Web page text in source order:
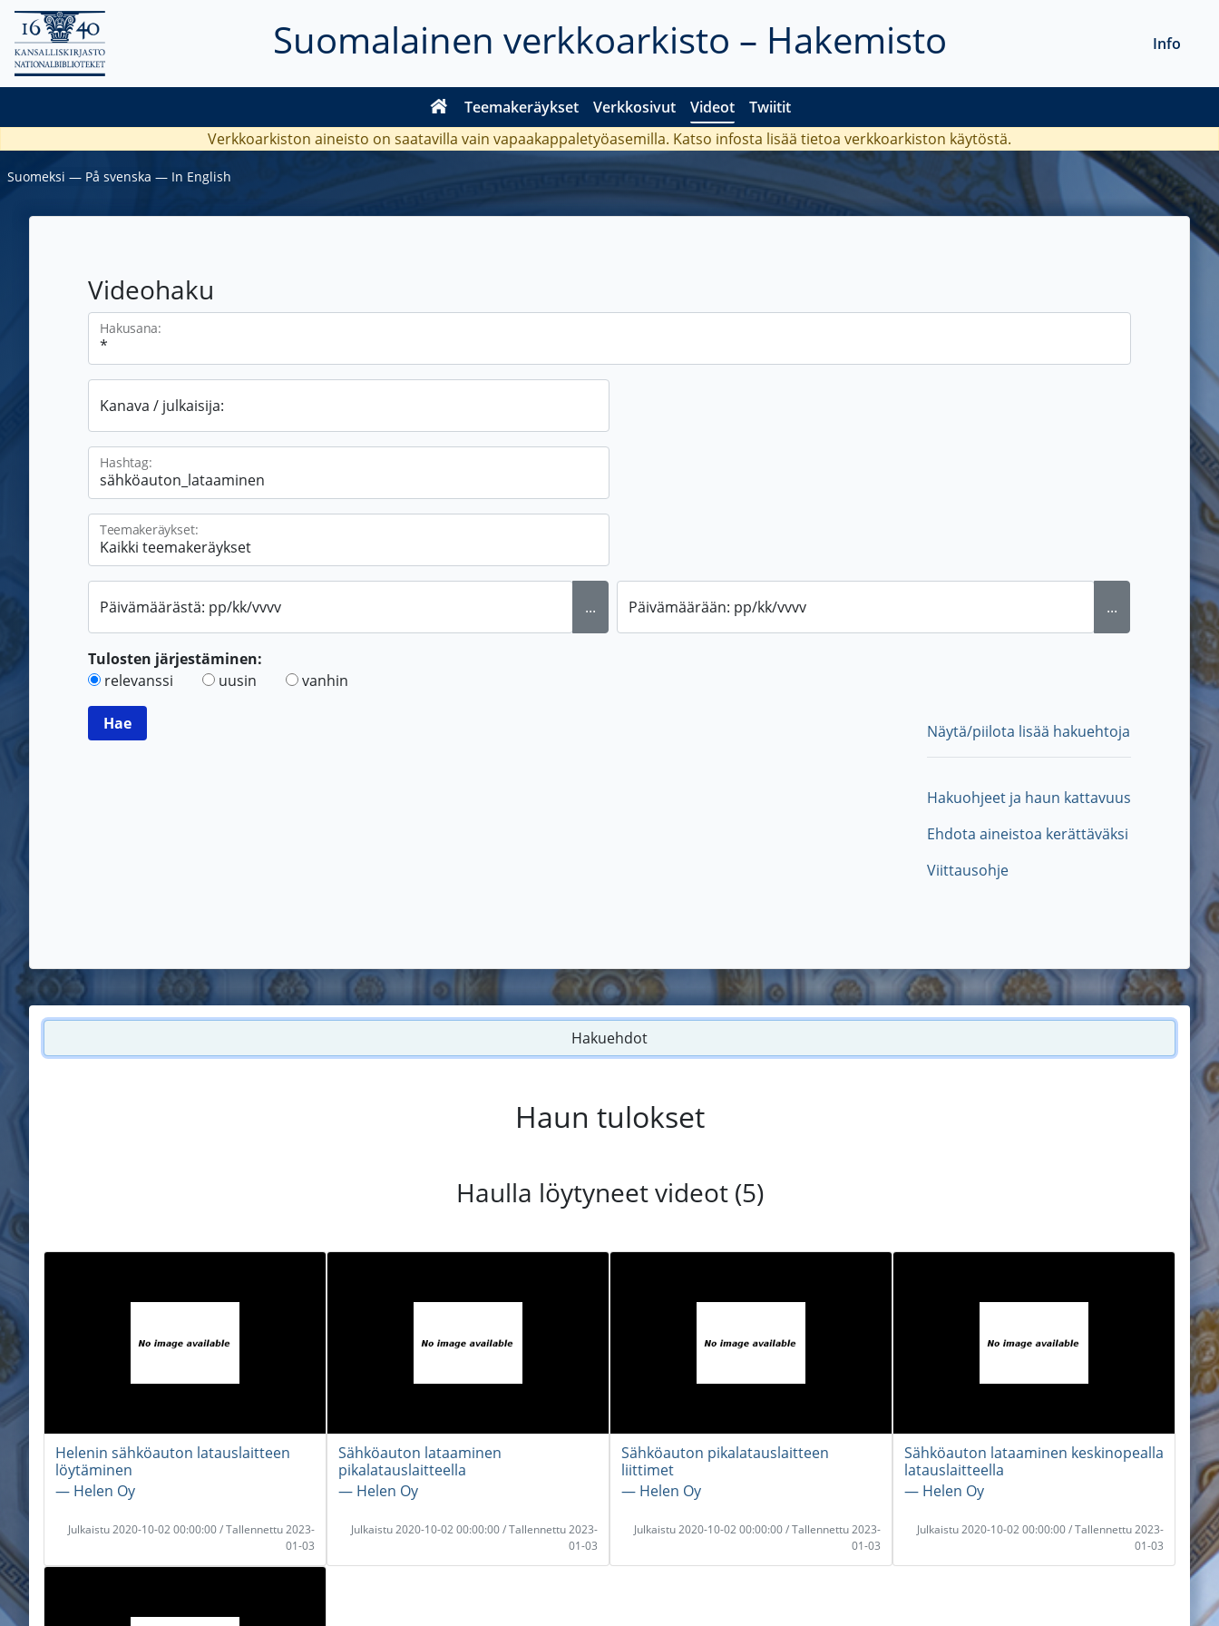
Suomalainen verkkoarkisto – Hakemisto
Teemakeräykset Verkkosivut Videot Twiitit
Info
Verkkoarkiston aineisto on saatavilla vain vapaakappaletyöasemilla. Katso infosta lisää tietoa verkkoarkiston käytöstä.
Suomeksi ― På svenska ― In English
Videohaku
Hakusana:
Kanava / julkaisija:
Hashtag:
Teemakeräykset:
Päivämäärästä: pp/kk/vvvv ... Päivämäärään: pp/kk/vvvv ...
Tulosten järjestäminen:
relevanssi
uusin vanhin
Näytä/piilota lisää hakuehtoja
Hakuohjeet ja haun kattavuus
Ehdota aineistoa kerättäväksi
Viittausohje
Hakuehdot
Haun tulokset
Haulla löytyneet videot (5)
Helenin sähköauton latauslaitteen
löytäminen
― Helen Oy
Julkaistu 2020-10-02 00:00:00 / Tallennettu 2023-
01-03
Sähköauton lataaminen
pikalatauslaitteella
― Helen Oy
Julkaistu 2020-10-02 00:00:00 / Tallennettu 2023-
01-03
Sähköauton pikalatauslaitteen
liittimet
― Helen Oy
Julkaistu 2020-10-02 00:00:00 / Tallennettu 2023-
01-03
Sähköauton lataaminen keskinopealla
latauslaitteella
― Helen Oy
Julkaistu 2020-10-02 00:00:00 / Tallennettu 2023-
01-03